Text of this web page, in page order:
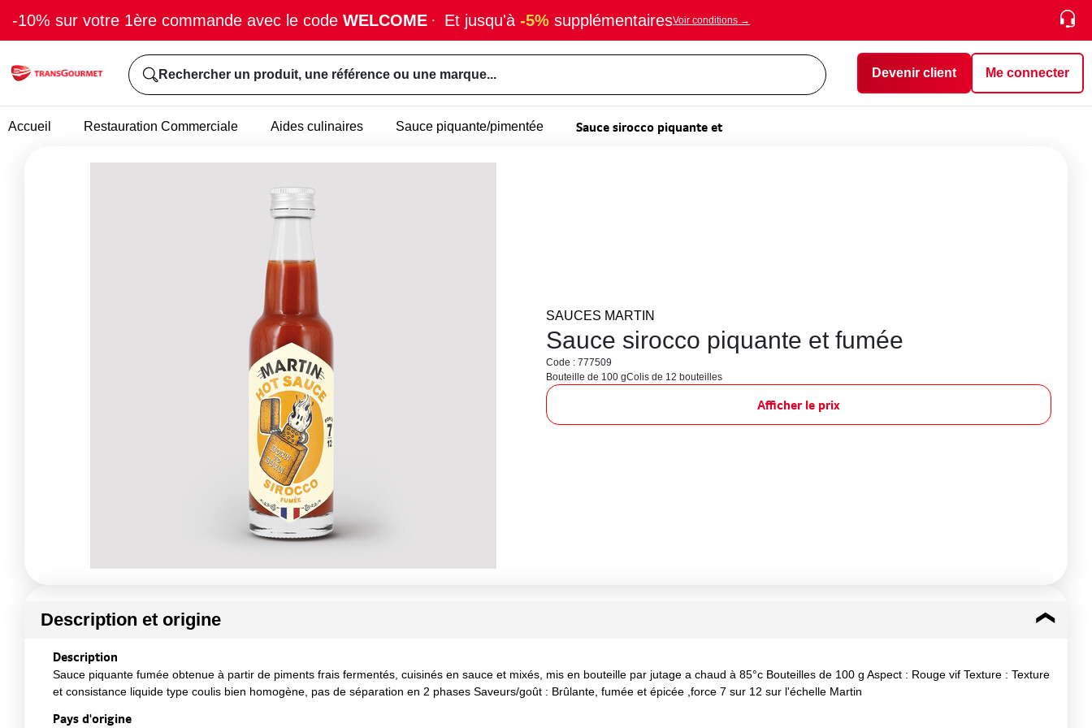
-10% sur votre 1ère commande avec le code WELCOME · Et jusqu'à -5% supplémentairesVoir conditions →
Rechercher un produit, une référence ou une marque... Devenir client Me connecter
Accueil Restauration Commerciale Aides culinaires Sauce piquante/pimentée Sauce sirocco piquante et
SAUCES MARTIN
Sauce sirocco piquante et fumée
Code : 777509
Bouteille de 100 gColis de 12 bouteilles
Afficher le prix
Description et origine
Description
Sauce piquante fumée obtenue à partir de piments frais fermentés, cuisinés en sauce et mixés, mis en bouteille par jutage a chaud à 85°c Bouteilles de 100 g Aspect : Rouge vif Texture : Texture
et consistance liquide type coulis bien homogène, pas de séparation en 2 phases Saveurs/goût : Brûlante, fumée et épicée ,force 7 sur 12 sur l'échelle Martin
Pays d'origine